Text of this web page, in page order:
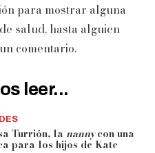
para mostrar alguna
salud, hasta alguien
comentario.
leer...
Turrión, lanannycon una
para los hijos de Kate